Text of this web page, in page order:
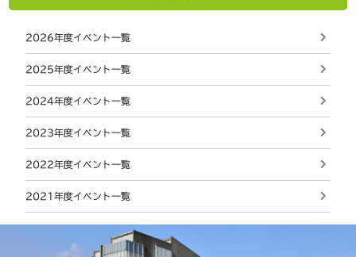
2026年度イベント一覧
2025年度イベント一覧
2024年度イベント一覧
2023年度イベント一覧
2022年度イベント一覧
2021年度イベント一覧